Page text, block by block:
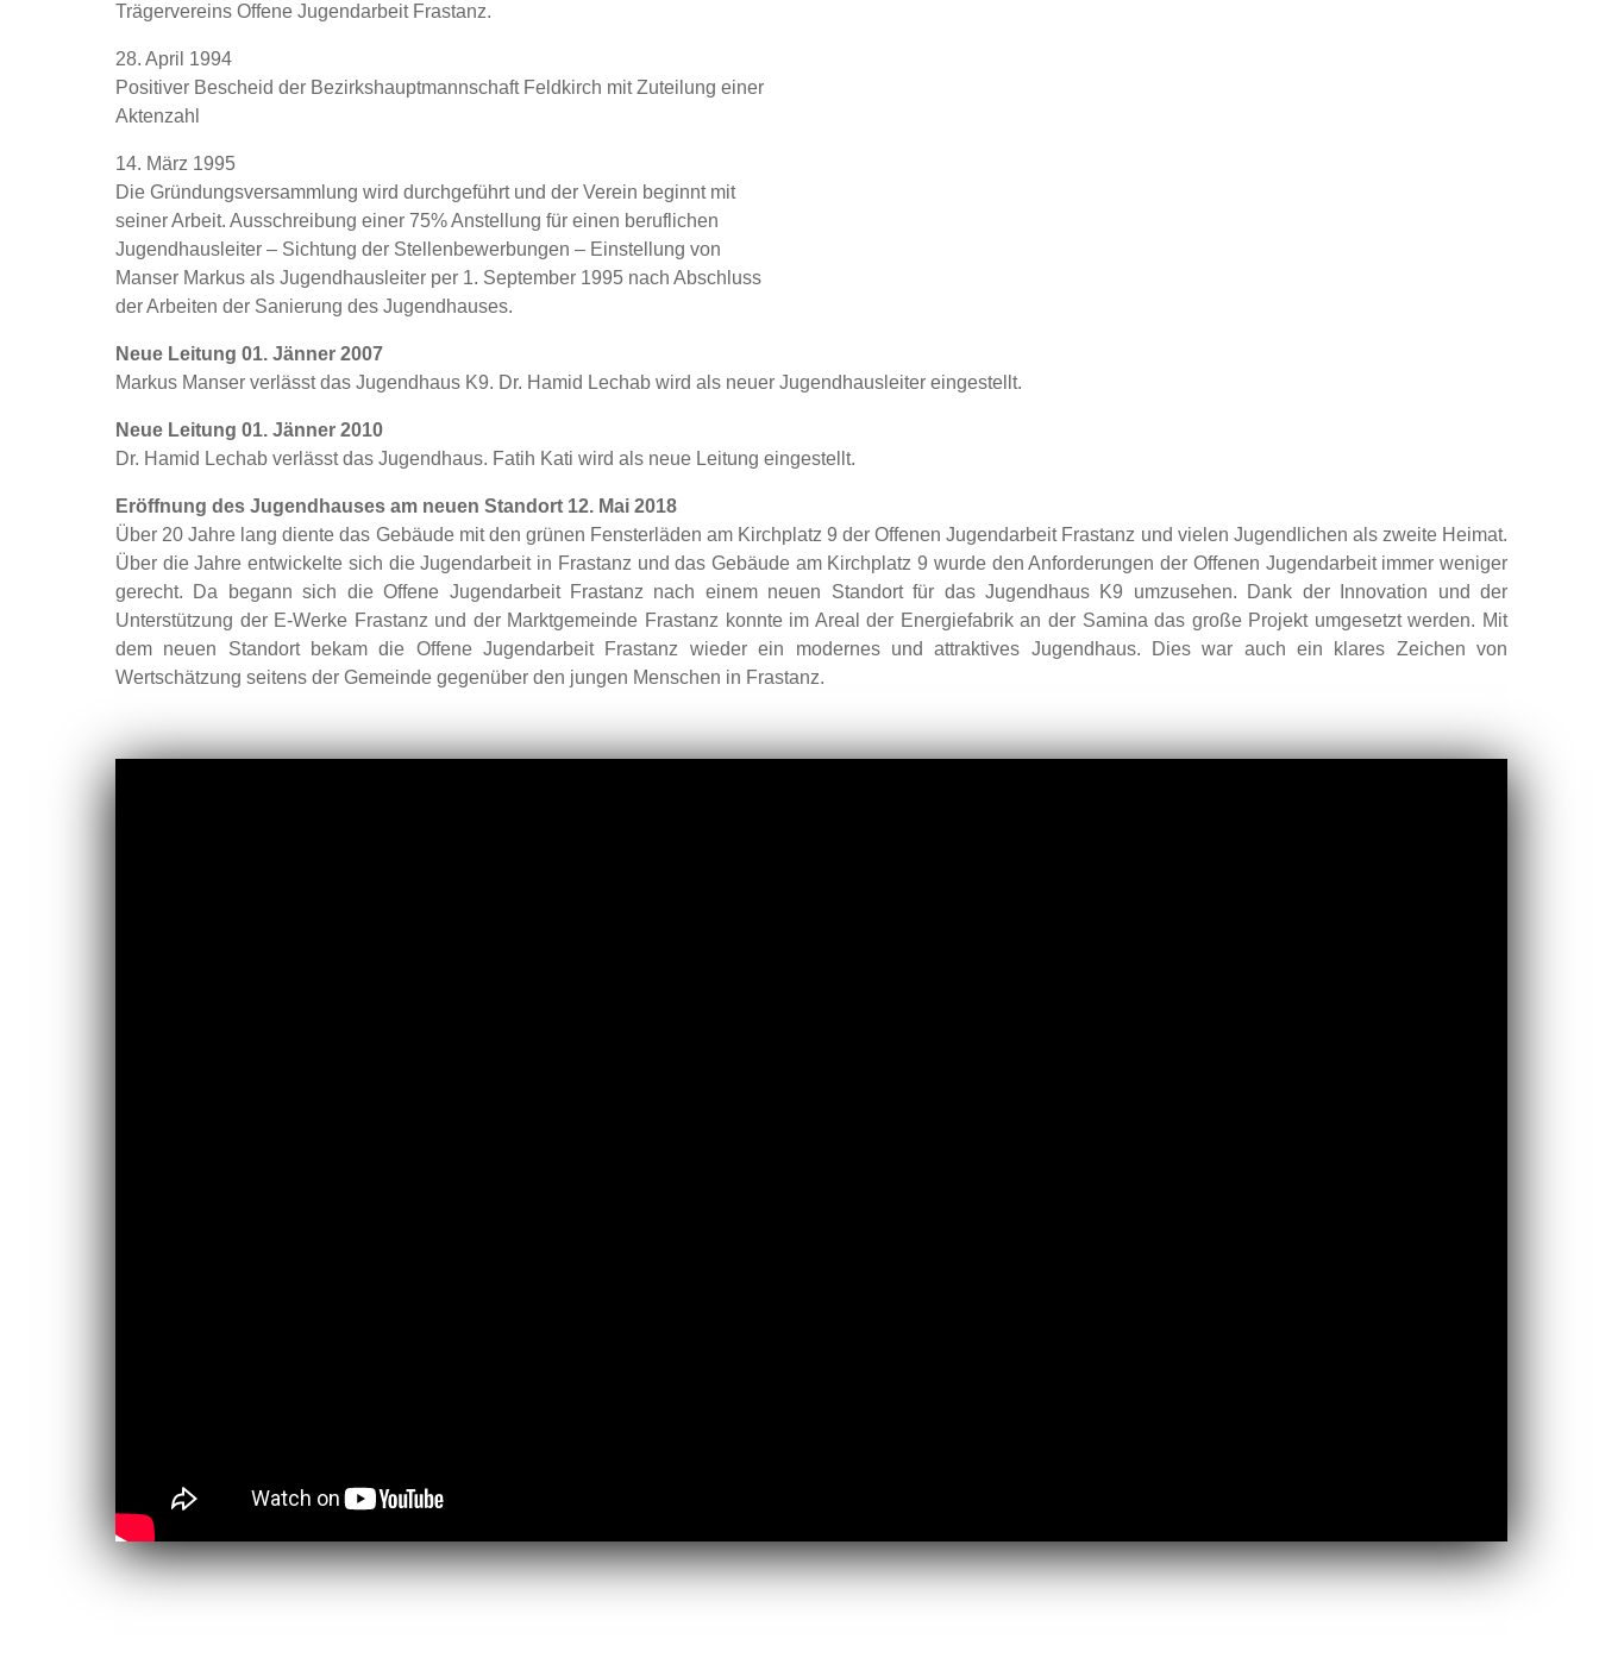
Trägervereins Offene Jugendarbeit Frastanz.
28. April 1994
Positiver Bescheid der Bezirkshauptmannschaft Feldkirch mit Zuteilung einer
Aktenzahl
14. März 1995
Die Gründungsversammlung wird durchgeführt und der Verein beginnt mit
seiner Arbeit. Ausschreibung einer 75% Anstellung für einen beruflichen
Jugendhausleiter – Sichtung der Stellenbewerbungen – Einstellung von
Manser Markus als Jugendhausleiter per 1. September 1995 nach Abschluss
der Arbeiten der Sanierung des Jugendhauses.
Neue Leitung 01. Jänner 2007
Markus Manser verlässt das Jugendhaus K9. Dr. Hamid Lechab wird als neuer Jugendhausleiter eingestellt.
Neue Leitung 01. Jänner 2010
Dr. Hamid Lechab verlässt das Jugendhaus. Fatih Kati wird als neue Leitung eingestellt.
Eröffnung des Jugendhauses am neuen Standort 12. Mai 2018
Über 20 Jahre lang diente das Gebäude mit den grünen Fensterläden am Kirchplatz 9 der Offenen Jugendarbeit Frastanz und vielen Jugendlichen als zweite Heimat.
Über die Jahre entwickelte sich die Jugendarbeit in Frastanz und das Gebäude am Kirchplatz 9 wurde den Anforderungen der Offenen Jugendarbeit immer weniger
gerecht. Da begann sich die Offene Jugendarbeit Frastanz nach einem neuen Standort für das Jugendhaus K9 umzusehen. Dank der Innovation und der
Unterstützung der E-Werke Frastanz und der Marktgemeinde Frastanz konnte im Areal der Energiefabrik an der Samina das große Projekt umgesetzt werden. Mit
dem neuen Standort bekam die Offene Jugendarbeit Frastanz wieder ein modernes und attraktives Jugendhaus. Dies war auch ein klares Zeichen von
Wertschätzung seitens der Gemeinde gegenüber den jungen Menschen in Frastanz.